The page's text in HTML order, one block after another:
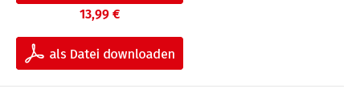
13,99 €